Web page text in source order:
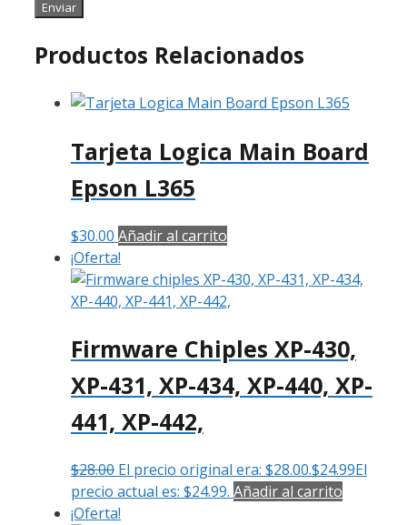
Productos Relacionados
Tarjeta Logica Main Board
Epson L365
$30.00 Añadir al carrito
¡Oferta!
Firmware Chiples XP-430,
XP-431, XP-434, XP-440, XP-
441, XP-442,
$28.00 El precio original era: $28.00.$24.99El
precio actual es: $24.99. Añadir al carrito
¡Oferta!